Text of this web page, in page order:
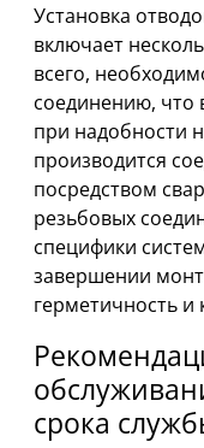
Установка
включает
всего,
соединению, что
при надобности
производится
посредством
резьбовых
специфики
завершении
герметичность и
срока